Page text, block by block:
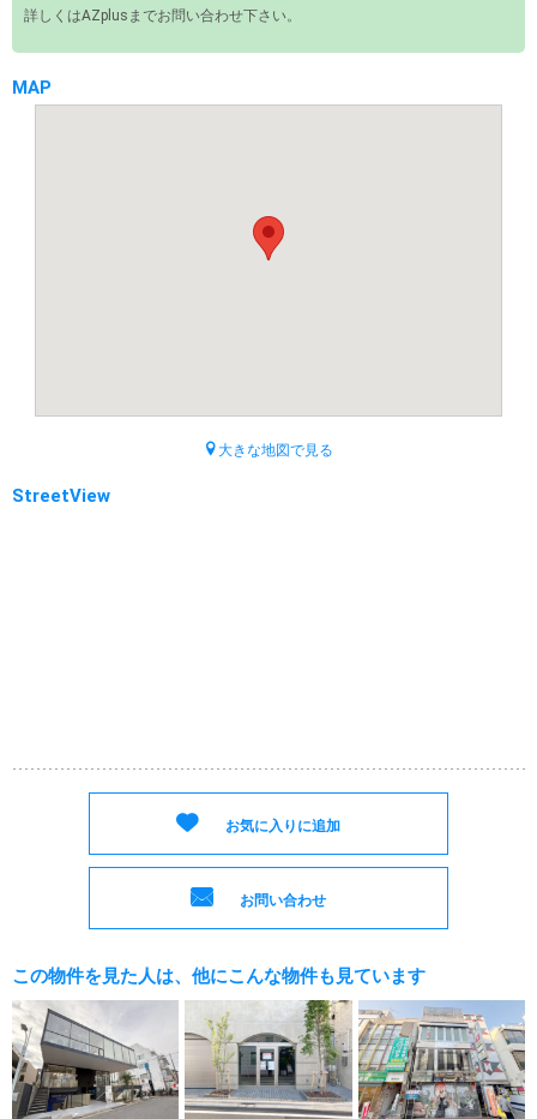
詳しくはAZplusまでお問い合わせ下さい。
MAP
大きな地図で見る
StreetView
お気に入りに追加
お問い合わせ
この物件を見た人は、他にこんな物件も見ています